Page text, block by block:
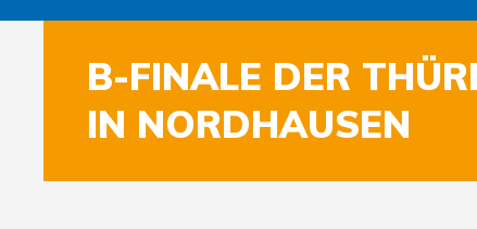
B-FINALE DER
IN NORDHAUSEN